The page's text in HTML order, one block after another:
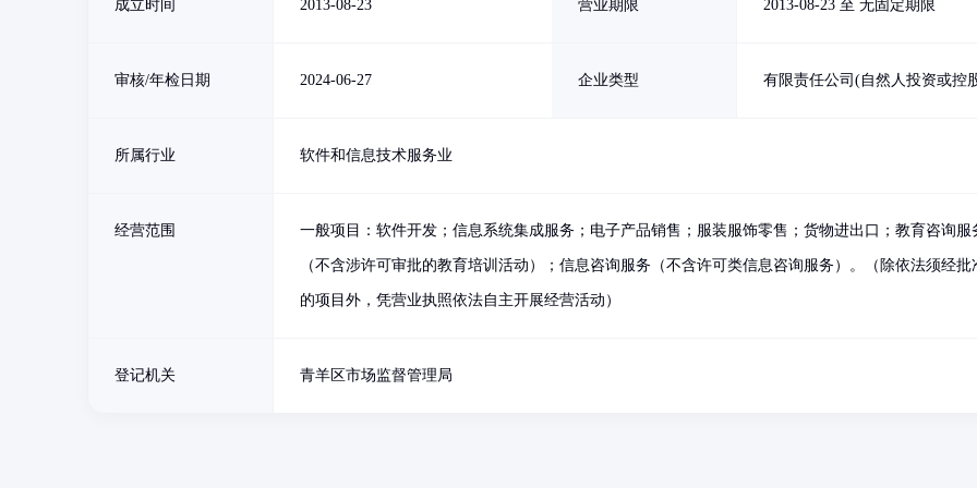
成立时间 2013-08-23 营业期限 2013-08-23 至 无固定期限
审核/年检日期 2024-06-27 企业类型 有限责任公司(自然人投资或控
所属行业 软件和信息技术服务业
经营范围 一般项目：软件开发；信息系统集成服务；电子产品销售；服装服饰零售；货物进出口；教育咨询服
（不含涉许可审批的教育培训活动）；信息咨询服务（不含许可类信息咨询服务）。（除依法须经批
的项目外，凭营业执照依法自主开展经营活动）
登记机关 青羊区市场监督管理局